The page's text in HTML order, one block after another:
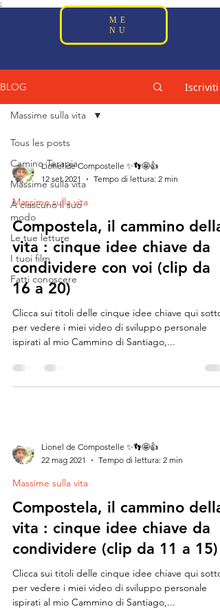
;
ME
NU
BLOG Iscriviti
Tous les posts
Camino-Terapia
Massime sulla vita
A ciascuno il suo
modo
Le tue letture
I tuoi film
Fatti conoscere
Massime sulla vita
Lionel de Compostelle ✨👣🤩👍
12 set 2021
Tempo di lettura: 2 min
Massime sulla vita
Compostela, il cammino della
vita : cinque idee chiave da
condividere con voi (clip da
16 a 20)
Clicca sui titoli delle cinque idee chiave qui sotto
per vedere i miei video di sviluppo personale
ispirati al mio Cammino di Santiago,...
Lionel de Compostelle ✨👣🤩👍
22 mag 2021
Tempo di lettura: 2 min
Massime sulla vita
Compostela, il cammino della
vita : cinque idee chiave da
condividere (clip da 11 a 15)
Clicca sui titoli delle cinque idee chiave qui sotto
per vedere i miei video di sviluppo personale
ispirati al mio Cammino di Santiago,...